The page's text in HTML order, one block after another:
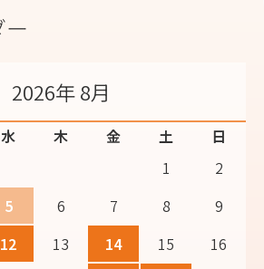
2026年 8月
水 木 金 土
日
1
2
5 6 7 8
9
12 13 14 15
16